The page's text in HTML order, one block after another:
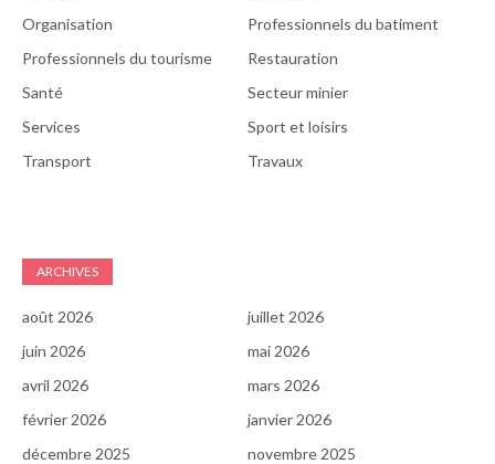
Organisation
Professionnels du batiment
Professionnels du tourisme
Restauration
Santé
Secteur minier
Services
Sport et loisirs
Transport
Travaux
ARCHIVES
août 2026
juillet 2026
juin 2026
mai 2026
avril 2026
mars 2026
février 2026
janvier 2026
décembre 2025
novembre 2025